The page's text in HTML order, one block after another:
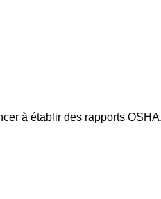
à établir des rapports